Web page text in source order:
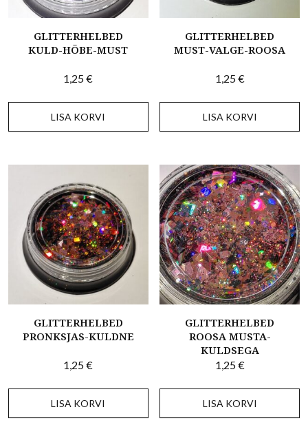
GLITTERHELBED
KULD-HÕBE-MUST
1,25€
LISA KORVI
GLITTERHELBED
MUST-VALGE-ROOSA
1,25€
LISA KORVI
GLITTERHELBED
PRONKSJAS-KULDNE
1,25€
LISA KORVI
GLITTERHELBED
ROOSA MUSTA-
KULDSEGA
1,25€
LISA KORVI